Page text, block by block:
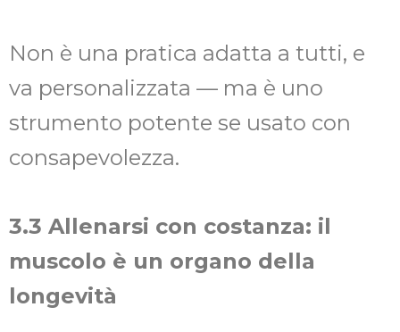
Non è una pratica adatta a tutti, e
va personalizzata — ma è uno
strumento potente se usato con
consapevolezza.
3.3 Allenarsi con costanza: il
muscolo è un organo della
longevità